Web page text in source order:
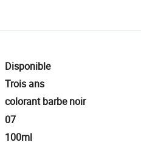
Disponible
Trois ans
colorant barbe noir
07
100ml